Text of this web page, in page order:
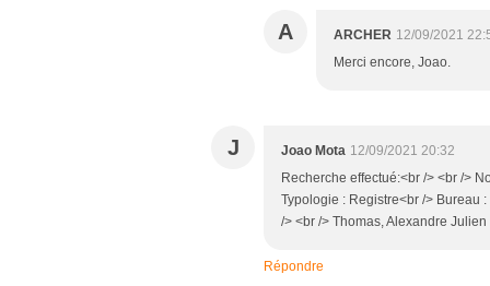
A ARCHER 12/09/2021
Merci encore, Joao.
J Joao Mota 12/09/2021 20:32
Recherche effectué:<br /> <br />
Typologie : Registre<br /> Bureau
/> <br /> Thomas, Alexandre
Répondre